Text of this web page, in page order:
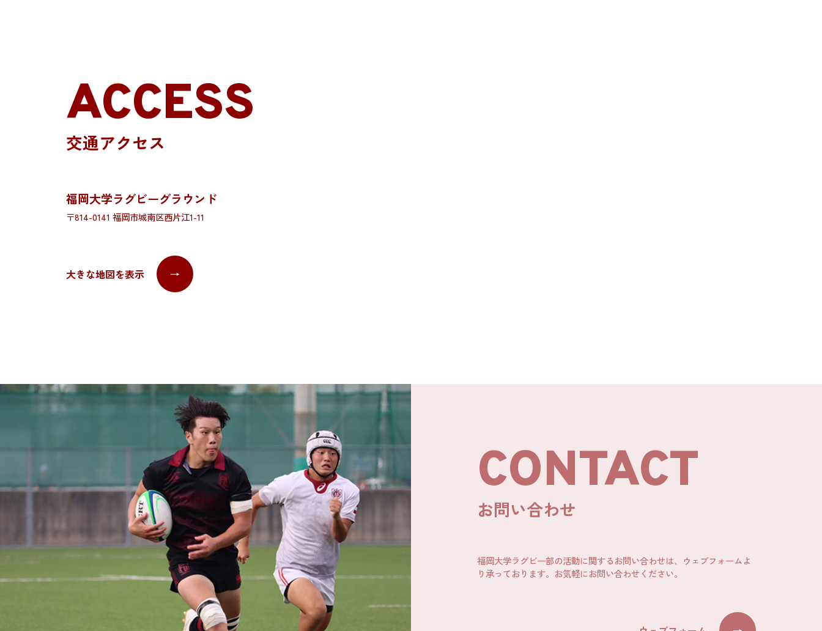
ACCESS
交通アクセス
福岡大学ラグビーグラウンド
〒814-0141 福岡市城南区西片江1-11
大きな地図を表示 →
CONTACT
お問い合わせ
福岡大学ラグビー部の活動に関するお問い合わせは、ウェブフォームよ
り承っております。お気軽にお問い合わせください。